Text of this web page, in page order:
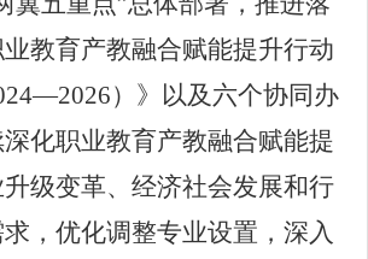
教育产教融合赋能提升行动
）》以及六个协同办
深化职业教育产教融合赋能提
升级变革、经济社会发展和行
，优化调整专业设置 ， 深入